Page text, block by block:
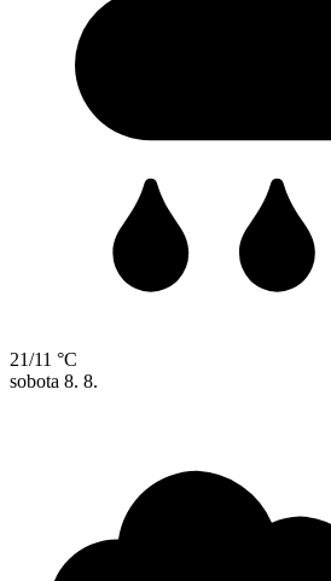
21/11 °C
sobota 8. 8.